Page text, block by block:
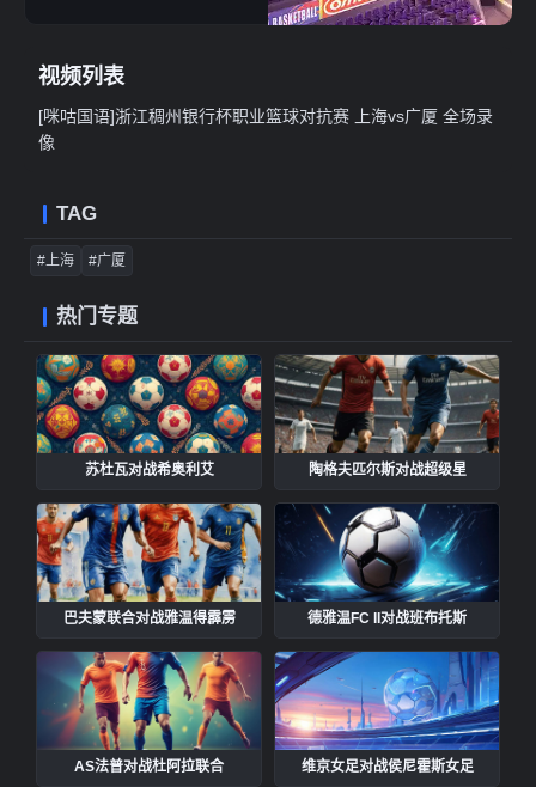
视频列表
[咪咕国语]浙江稠州银行杯职业篮球对抗赛 上海vs广厦 全场录
像
TAG
#上海 #广厦
热门专题
苏杜瓦对战希奥利艾 陶格夫匹尔斯对战超级星
巴夫蒙联合对战雅温得霹雳 德雅温FC II对战班布托斯
AS法普对战杜阿拉联合 维京女足对战侯尼霍斯女足